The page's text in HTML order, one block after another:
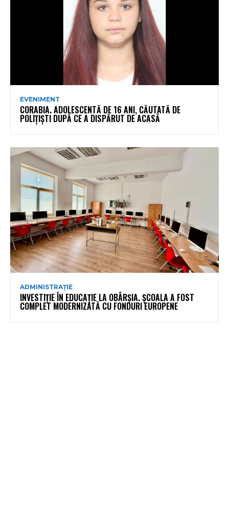
EVENIMENT
CORABIA. ADOLESCENTĂ DE 16 ANI, CĂUTATĂ DE
POLIȚIȘTI DUPĂ CE A DISPĂRUT DE ACASĂ
ADMINISTRAȚIE
INVESTIȚIE ÎN EDUCAȚIE LA OBÂRȘIA. ȘCOALA A FOST
COMPLET MODERNIZATĂ CU FONDURI EUROPENE